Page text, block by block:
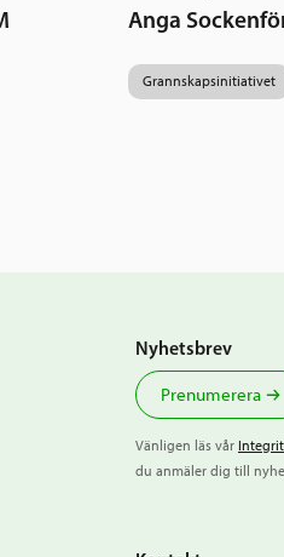
Anga
Grannskapsinitiativet
Nyhetsbrev
Prenumerera
Vänligen läs vår
du anmäler dig till